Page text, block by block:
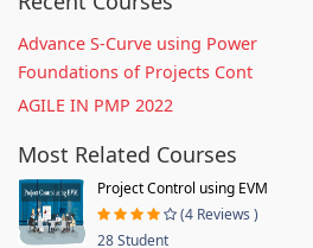
Advance S-Curve using Power
Foundations of Projects Cont
AGILE IN PMP 2022
Most Related Courses
Project Control using EVM
(4 Reviews )
28 Student